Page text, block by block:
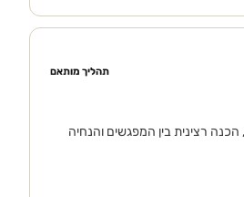
תהליך מותאם
רצינית בין המפגשים והנחיה